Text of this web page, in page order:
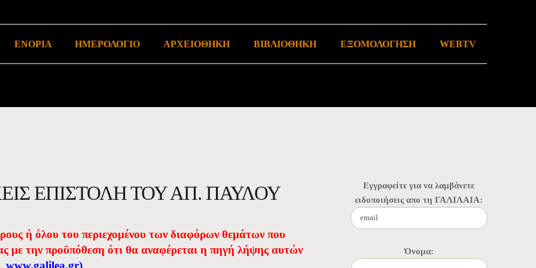
ΕΝΟΡΙΑ ΗΜΕΡΟΛΟΓΙΟ ΑΡΧΕΙΟΘΗΚΗ ΒΙΒΛΙΟΘΗΚΗ ΕΞΟΜΟΛΟΓΗΣΗ WEBTV
ΕΠΙΣΤΟΛΗ ΤΟΥ ΑΠ. ΠΑΥΛΟΥ
ή όλου του περιεχομένου των διαφόρων θεμάτων που
με την προϋπόθεση ότι θα αναφέρεται η πηγή λήψης αυτών
www.galilea.gr)
Εγγραφείτε για να λαμβάνετε
ειδοποιήσεις απο τη ΓΑΛΙΛΑΙΑ:
Όνομα: